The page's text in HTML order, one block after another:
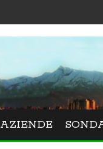
Festival
AZIENDE